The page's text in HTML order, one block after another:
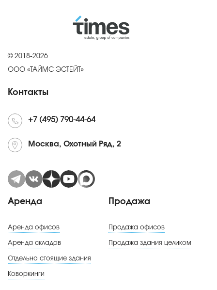
© 2018-2026
ООО «ТАЙМС ЭСТЕЙТ»
Контакты
+7 (495) 790-44-64
Москва, Охотный Ряд, 2
Аренда
Аренда офисов
Аренда складов
Отдельно стоящие здания
Коворкинги
Продажа
Продажа офисов
Продажа здания целиком